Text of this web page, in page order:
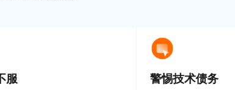
服 警惕技术债务